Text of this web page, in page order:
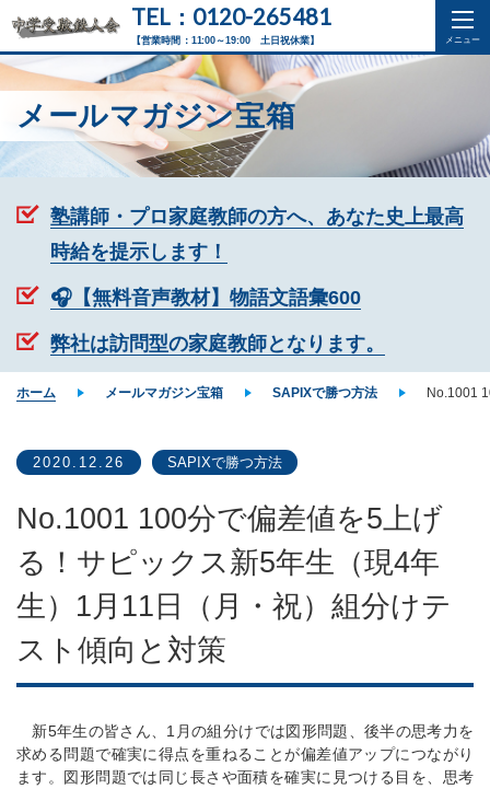
【営業時間：11:00～19:00 土日祝休業】
TEL：0120-265481
メールマガジン宝箱
塾講師・プロ家庭教師の方へ、あなた史上最高
時給を提示します！
🎧【無料音声教材】物語文語彙600
弊社は訪問型の家庭教師となります。
ホーム メールマガジン宝箱 SAPIXで勝つ方法 No.1001
2020.12.26 SAPIXで勝つ方法
No.1001 100分で偏差値を5上げ
る！サピックス新5年生（現4年
生）1月11日（月・祝）組分けテ
スト傾向と対策
新5年生の皆さん、1月の組分けでは図形問題、後半の思考力を
求める問題で確実に得点を重ねることが偏差値アップにつながり
ます。図形問題では同じ長さや面積を確実に見つける目を、思考